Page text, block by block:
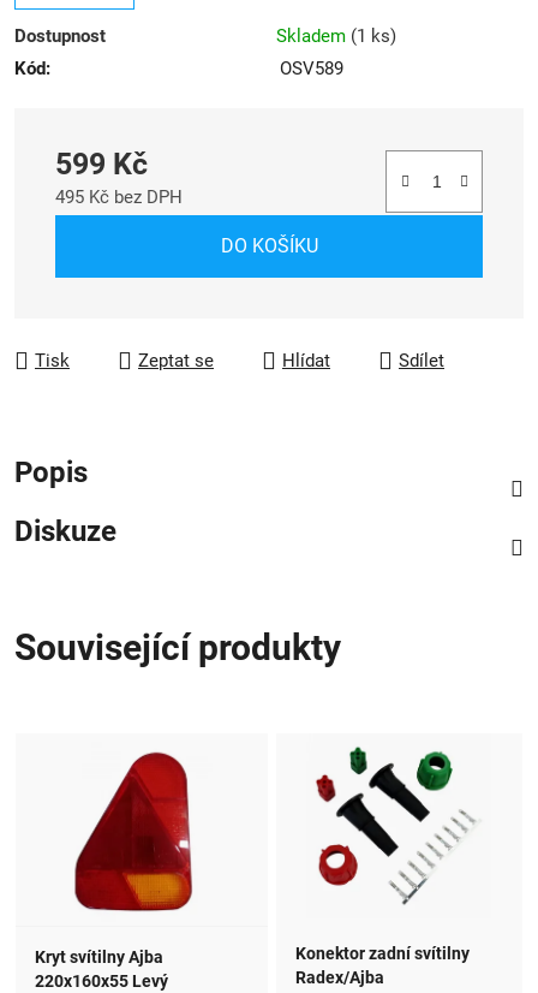
Dostupnost Skladem (1 ks)
Kód:
OSV589
599 Kč
495 Kč bez DPH
DO KOŠÍKU
Tisk Zeptat se Hlídat Sdílet
Popis
Diskuze
Související produkty
Kryt svítilny Ajba
220x160x55 Levý
Konektor zadní svítilny
Radex/Ajba